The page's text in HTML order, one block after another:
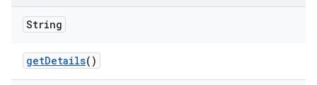
String
getDetails()